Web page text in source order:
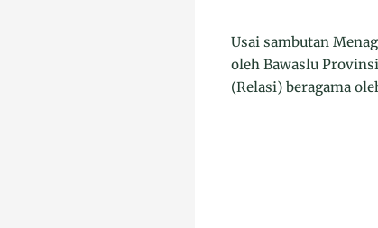
Usai sambutan
oleh Bawaslu
(Relasi) beragama